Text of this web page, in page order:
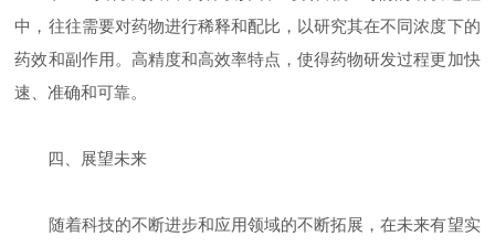
中，往往需要对药物进行稀释和配比，以研究其在不同浓度下的
药效和副作用。高精度和高效率特点，使得药物研发过程更加快
速、准确和可靠。
四、展望未来
随着科技的不断进步和应用领域的不断拓展，在未来有望实